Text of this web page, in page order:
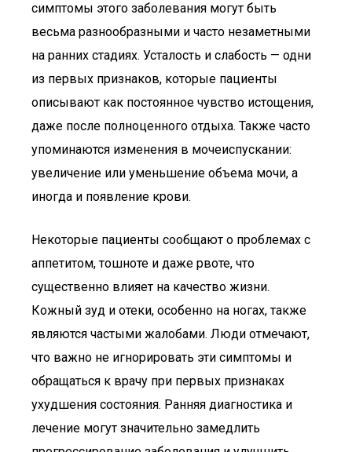
симптомы этого заболевания могут быть
весьма разнообразными и часто незаметными
на ранних стадиях. Усталость и слабость — одни
из первых признаков, которые пациенты
описывают как постоянное чувство истощения,
даже после полноценного отдыха. Также часто
упоминаются изменения в мочеиспускании:
увеличение или уменьшение объема мочи, а
иногда и появление крови.
Некоторые пациенты сообщают о проблемах с
аппетитом, тошноте и даже рвоте, что
существенно влияет на качество жизни.
Кожный зуд и отеки, особенно на ногах, также
являются частыми жалобами. Люди отмечают,
что важно не игнорировать эти симптомы и
обращаться к врачу при первых признаках
ухудшения состояния. Ранняя диагностика и
лечение могут значительно замедлить